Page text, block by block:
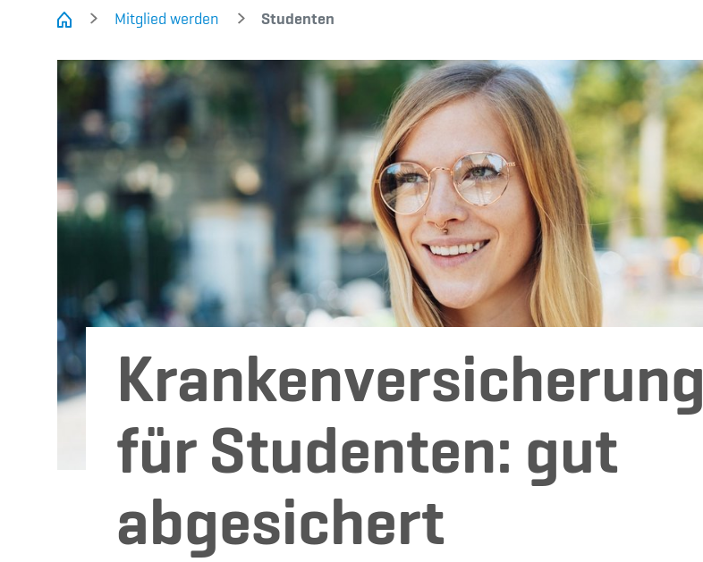
Mitglied werden Studenten
Krankenversicherung
für Studenten: gut
abgesichert